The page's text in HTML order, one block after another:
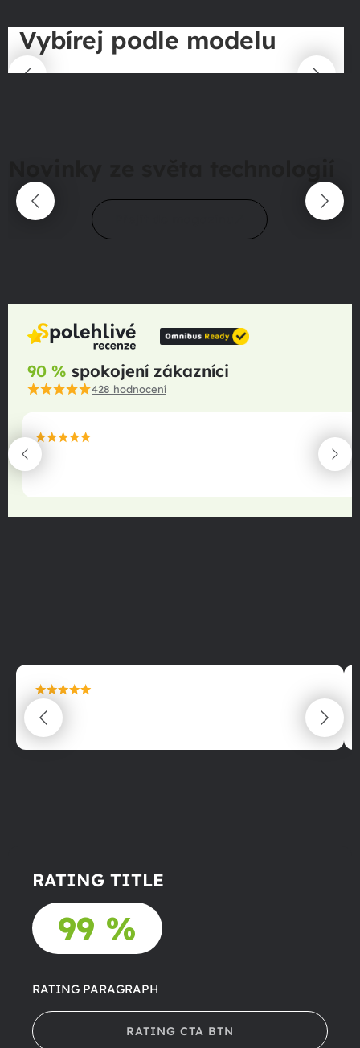
Vybírej podle modelu
90 % spokojení zákazníci
428 hodnocení
maximální spokojenost
22.06.2025
maximální spokojenost
22.06.2025
RATING TITLE
99 %
RATING PARAGRAPH
RATING CTA BTN